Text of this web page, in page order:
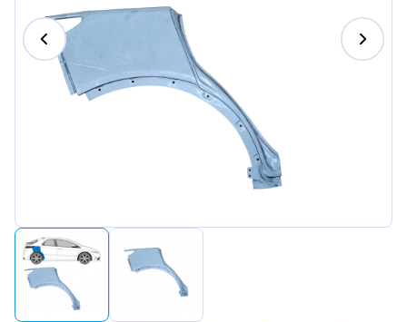
Hrvatski
Português
Slovenian
Slovenčina